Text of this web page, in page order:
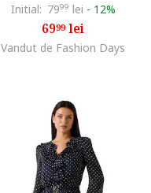
Initial: 7999 lei - 12%
6999lei
Vandut de Fashion Days